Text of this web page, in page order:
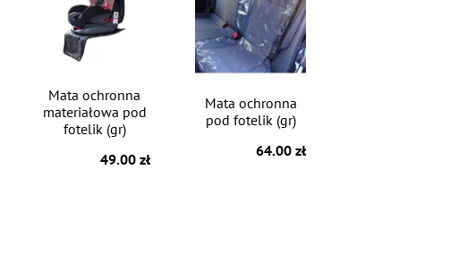
Mata ochronna
materiałowa pod
fotelik (gr)
49.00 zł
Mata ochronna
pod fotelik (gr)
64.00 zł